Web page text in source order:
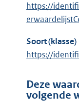
https://
Soort (klasse)
https://
Deze
volgende